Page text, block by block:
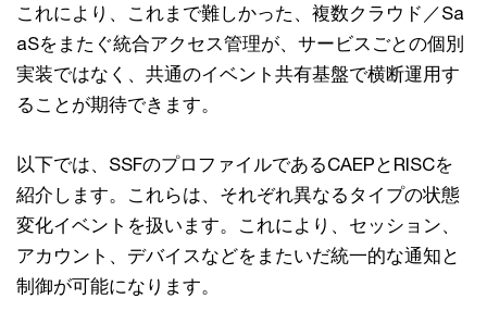
これにより、これまで難しかった、複数クラウド／Sa
aSをまたぐ統合アクセス管理が、サービスごとの個別
実装ではなく、共通のイベント共有基盤で横断運用す
ることが期待できます。
以下では、SSFのプロファイルであるCAEPとRISCを
紹介します。これらは、それぞれ異なるタイプの状態
変化イベントを扱います。これにより、セッション、
アカウント、デバイスなどをまたいだ統一的な通知と
制御が可能になります。